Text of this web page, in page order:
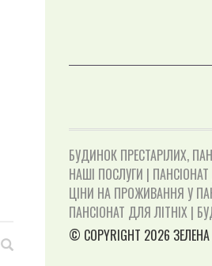
БУДИНОК ПРЕСТАРІЛИХ,
НАШІ ПОСЛУГИ |
ЦІНИ НА ПРОЖИВАННЯ У
ПАНСІОНАТ ДЛЯ ЛІТНІХ |
© COPYRIGHT 2026